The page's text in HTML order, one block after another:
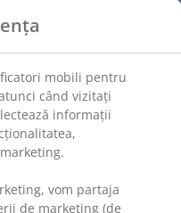
și spătar din imitație
lemn masiv de pin.
extinsă.
mobili pentru a
informații despre dvs.
și setările